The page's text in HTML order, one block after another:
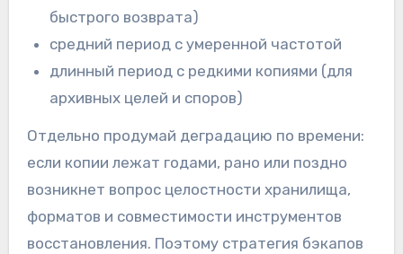
быстрого возврата)
средний период с умеренной частотой
длинный период с редкими копиями (для
архивных целей и споров)
Отдельно продумай деградацию по времени:
если копии лежат годами, рано или поздно
возникнет вопрос целостности хранилища,
форматов и совместимости инструментов
восстановления. Поэтому стратегия бэкапов